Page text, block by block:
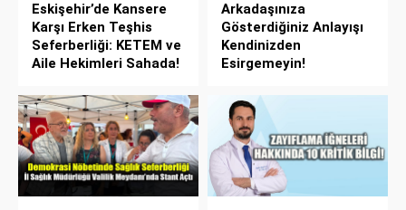
Eskişehir’de Kansere
Karşı Erken Teşhis
Seferberliği: KETEM ve
Aile Hekimleri Sahada!
Arkadaşınıza
Gösterdiğiniz Anlayışı
Kendinizden
Esirgemeyin!